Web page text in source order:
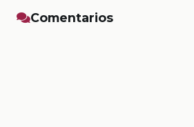
Comentarios